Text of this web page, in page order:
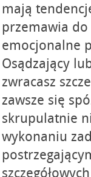
mają
przemawia
emocjonalne
Osądzający
zwracasz
zawsze się
skrupulatnie
wykonaniu